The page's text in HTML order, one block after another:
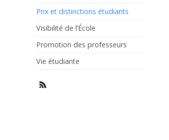
Prix et distinctions étudiants
Visibilité de l’École
Promotion des professeurs
Vie étudiante